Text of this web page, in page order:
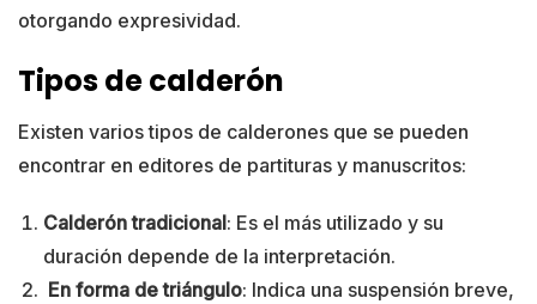
otorgando expresividad.
Tipos de calderón
Existen varios tipos de calderones que se pueden
encontrar en editores de partituras y manuscritos:
Calderón tradicional: Es el más utilizado y su
duración depende de la interpretación.
En forma de triángulo: Indica una suspensión breve,